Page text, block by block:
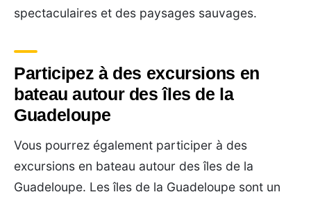
spectaculaires et des paysages sauvages.
Participez à des excursions en
bateau autour des îles de la
Guadeloupe
Vous pourrez également participer à des
excursions en bateau autour des îles de la
Guadeloupe. Les îles de la Guadeloupe sont un